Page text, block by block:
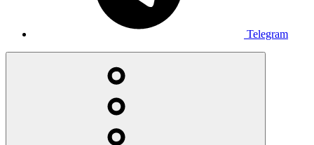
Telegram